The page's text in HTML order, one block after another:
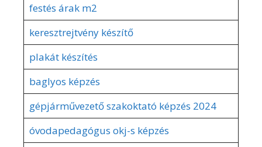
festés árak m2
keresztrejtvény készítő
plakát készítés
baglyos képzés
gépjárművezető szakoktató képzés 2024
óvodapedagógus okj-s képzés